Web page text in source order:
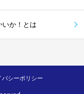
いか！とは
バシーポリシー